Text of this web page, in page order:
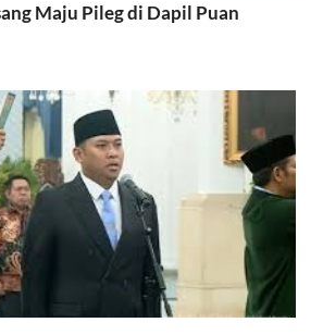
Maju Pileg di Dapil Puan